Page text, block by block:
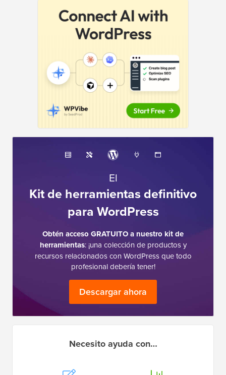
El
Kit de herramientas definitivo
para WordPress
Obtén acceso GRATUITO a nuestro kit de
herramientas: ¡una colección de productos y
recursos relacionados con WordPress que todo
profesional debería tener!
Descargar ahora
Necesito ayuda con…